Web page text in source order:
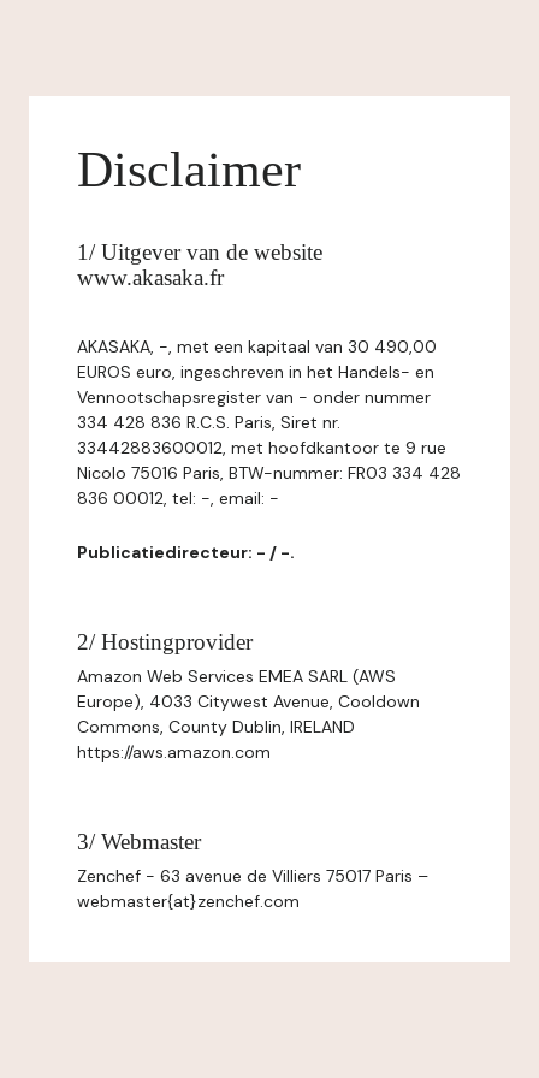
Disclaimer
1/ Uitgever van de website
www.akasaka.fr
AKASAKA, -, met een kapitaal van 30 490,00
EUROS euro, ingeschreven in het Handels- en
Vennootschapsregister van - onder nummer
334 428 836 R.C.S. Paris, Siret nr.
33442883600012, met hoofdkantoor te 9 rue
Nicolo 75016 Paris, BTW-nummer: FR03 334 428
836 00012, tel: -, email: -
Publicatiedirecteur: - / -.
2/ Hostingprovider
Amazon Web Services EMEA SARL (AWS
Europe), 4033 Citywest Avenue, Cooldown
Commons, County Dublin, IRELAND
https://aws.amazon.com
3/ Webmaster
Zenchef - 63 avenue de Villiers 75017 Paris –
webmaster{at}zenchef.com